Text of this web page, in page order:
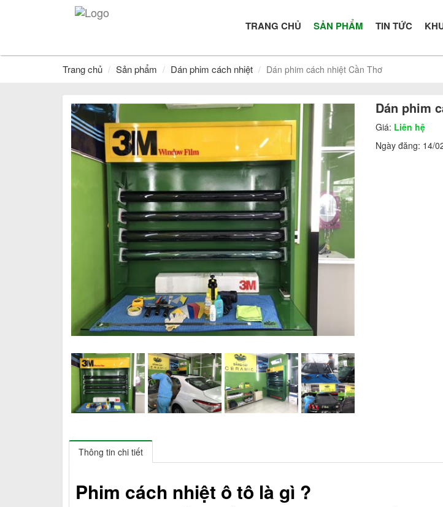
TRANG CHỦ SẢN PHẨM TIN TỨC
Trang chủ Sản phẩm Dán phim cách nhiệt Dán phim cách nhiệt Cần Thơ
Dán phim
Giá: Liên hệ
Ngày đăng: 14/
Thông tin chi tiết
Phim cách nhiệt ô tô là gì ?